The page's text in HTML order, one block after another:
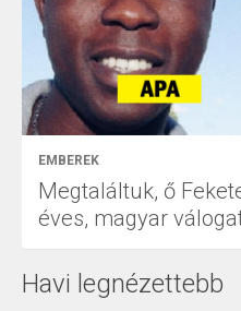
EMBEREK
Megtaláltuk, ő
éves, magyar
Havi legnézettebb